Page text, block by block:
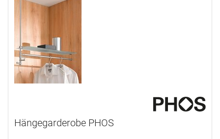
Hängegarderobe PHOS